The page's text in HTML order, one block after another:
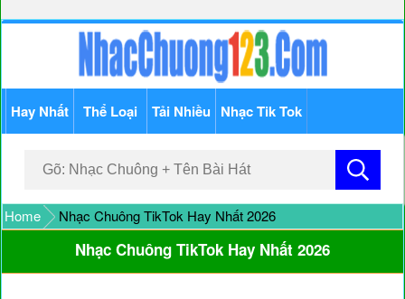
Hay Nhất Thể Loại Tải Nhiều Nhạc Tik Tok
Home Nhạc Chuông TikTok Hay Nhất 2026
Nhạc Chuông TikTok Hay Nhất 2026